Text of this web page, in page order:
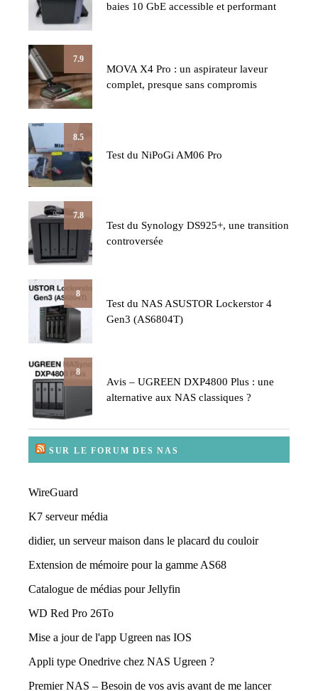
baies 10 GbE accessible et performant
7.9
MOVA X4 Pro : un aspirateur laveur
complet, presque sans compromis
8.5
Test du NiPoGi AM06 Pro
7.8
Test du Synology DS925+, une transition
controversée
8
Test du NAS ASUSTOR Lockerstor 4
Gen3 (AS6804T)
8
Avis – UGREEN DXP4800 Plus : une
alternative aux NAS classiques ?
SUR LE FORUM DES NAS
WireGuard
K7 serveur média
didier, un serveur maison dans le placard du couloir
Extension de mémoire pour la gamme AS68
Catalogue de médias pour Jellyfin
WD Red Pro 26To
Mise a jour de l'app Ugreen nas IOS
Appli type Onedrive chez NAS Ugreen ?
Premier NAS – Besoin de vos avis avant de me lancer